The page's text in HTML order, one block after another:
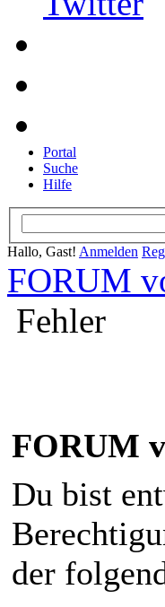
Portal
Suche
Hilfe
Hallo, Gast! Anmelden
FORUM
Fehler
FORUM
Du bist
der